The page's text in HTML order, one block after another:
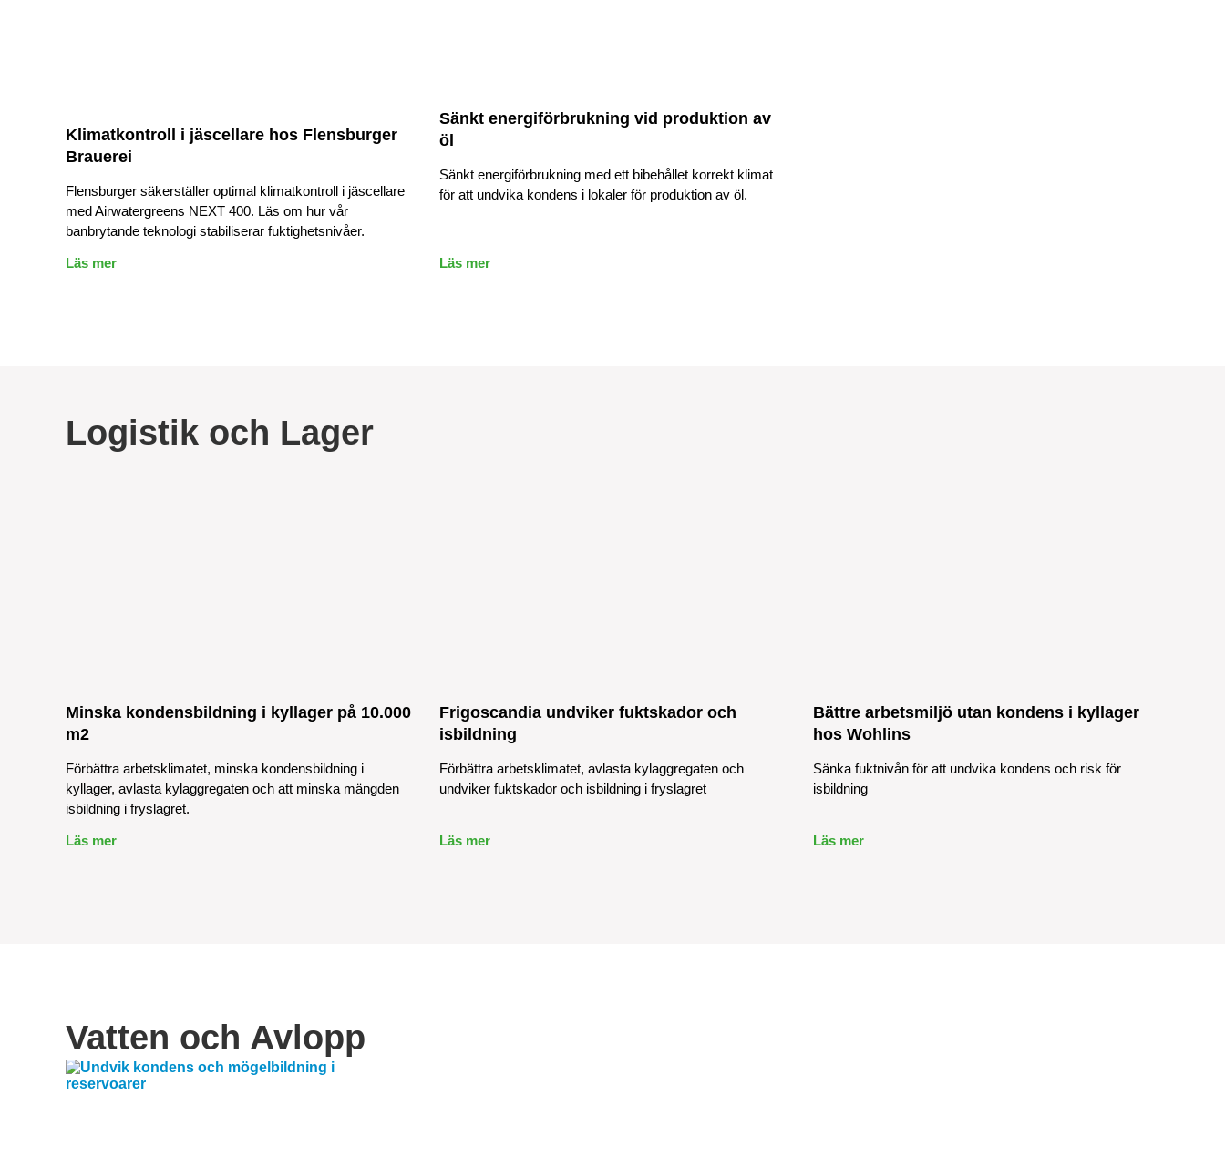
Klimatkontroll i jäscellare hos Flensburger
Brauerei
Flensburger säkerställer optimal klimatkontroll i jäscellare
med Airwatergreens NEXT 400. Läs om hur vår
banbrytande teknologi stabiliserar fuktighetsnivåer.
Läs mer
Sänkt energiförbrukning vid produktion av
öl
Sänkt energiförbrukning med ett bibehållet korrekt klimat
för att undvika kondens i lokaler för produktion av öl.
Läs mer
Logistik och Lager
Minska kondensbildning i kyllager på 10.000
m2
Förbättra arbetsklimatet, minska kondensbildning i
kyllager, avlasta kylaggregaten och att minska mängden
isbildning i fryslagret.
Läs mer
Frigoscandia undviker fuktskador och
isbildning
Förbättra arbetsklimatet, avlasta kylaggregaten och
undviker fuktskador och isbildning i fryslagret
Läs mer
Bättre arbetsmiljö utan kondens i kyllager
hos Wohlins
Sänka fuktnivån för att undvika kondens och risk för
isbildning
Läs mer
Vatten och Avlopp